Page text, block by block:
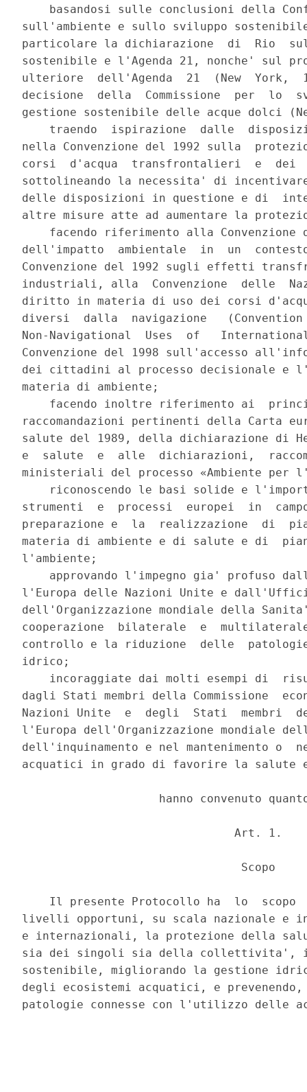
basandosi sulle conclusioni della
sull'ambiente e sullo sviluppo
particolare la dichiarazione  di  Rio
sostenibile e l'Agenda 21, nonche' sul
ulteriore  dell'Agenda  21  (New  York,
decisione  della  Commissione  per  lo
gestione sostenibile delle acque dolci
traendo  ispirazione  dalle
nella Convenzione del 1992 sulla
corsi  d'acqua  transfrontalieri  e
sottolineando la necessita' di
delle disposizioni in questione e di
altre misure atte ad aumentare la
facendo riferimento alla Convenzione
dell'impatto  ambientale  in  un
Convenzione del 1992 sugli effetti
industriali, alla  Convenzione  delle
diritto in materia di uso dei corsi
diversi  dalla  navigazione
Non-Navigational  Uses  of
Convenzione del 1998 sull'accesso
dei cittadini al processo decisionale e
materia di ambiente;
facendo inoltre riferimento ai
raccomandazioni pertinenti della Carta
salute del 1989, della dichiarazione di
e  salute  e  alle  dichiarazioni,
ministeriali del processo «Ambiente per
riconoscendo le basi solide e
strumenti  e  processi  europei  in
preparazione e  la  realizzazione  di
materia di ambiente e di salute e di
l'ambiente;
approvando l'impegno gia' profuso
l'Europa delle Nazioni Unite e
dell'Organizzazione mondiale della
cooperazione  bilaterale  e
controllo e la riduzione  delle
idrico;
incoraggiate dai molti esempi di
dagli Stati membri della Commissione
Nazioni Unite  e  degli  Stati  membri
l'Europa dell'Organizzazione mondiale
dell'inquinamento e nel mantenimento
acquatici in grado di favorire la salute
hanno convenuto
                               Art. 1.
                                Scopo
Il presente Protocollo ha  lo  scopo
livelli opportuni, su scala nazionale e
e internazionali, la protezione della
sia dei singoli sia della collettivita',
sostenibile, migliorando la gestione
degli ecosistemi acquatici, e